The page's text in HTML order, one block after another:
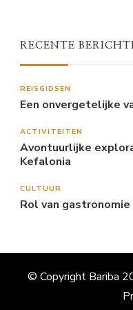
RECENTE
REISGIDSEN
Een onvergetelijke
ACTIVITEITEN
Avontuurlijke
Kefalonia
CULTUUR
Rol van
© Copyright Bariba